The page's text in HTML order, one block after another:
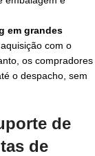
em grandes
com o
os compradores
o despacho, sem
de
de